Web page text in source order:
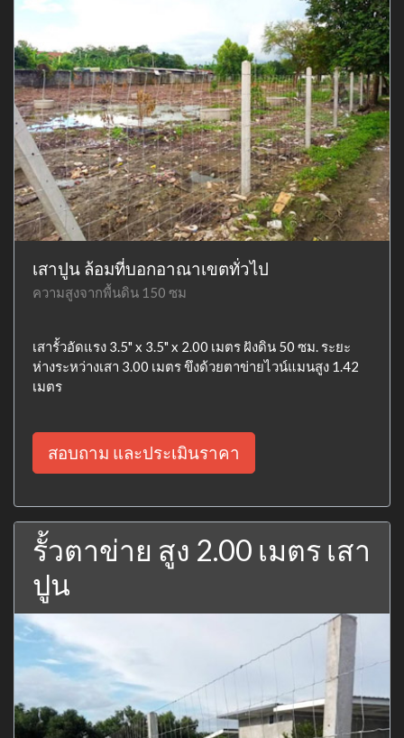
เสาปูน ล้อมที่บอกอาณาเขตทั่วไป
ความสูงจากพื้นดิน 150 ซม
เสารั้วอัดแรง 3.5" x 3.5" x 2.00 เมตร ฝังดิน 50 ซม. ระยะ
ห่างระหว่างเสา 3.00 เมตร ขึงด้วยตาข่ายไวน์แมนสูง 1.42
เมตร
สอบถาม และประเมินราคา
รั้วตาข่าย สูง 2.00 เมตร เสา
ปูน